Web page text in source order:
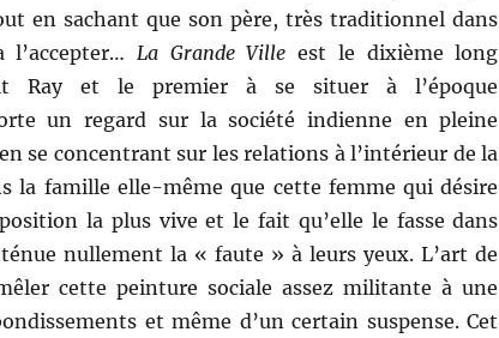
en sachant que son père, très traditionnel dans
l’accepter…La Grande Ville est le dixième long
Ray et le premier à se situer à l’époque
un regard sur la société indienne en pleine
se concentrant sur les relations à l’intérieur de la
la famille elle-même que cette femme qui désire
la plus vive et le fait qu’elle le fasse dans
nullement la « faute » à leurs yeux. L’art de
cette peinture sociale assez militante à une
et même d’un certain suspense. Cet